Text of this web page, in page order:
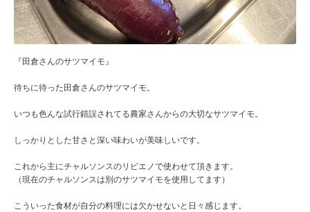
『田倉さんのサツマイモ』
待ちに待った田倉さんのサツマイモ。
いつも色んな試行錯誤されてる農家さんからの大切なサツマイモ。
しっかりとした甘さと深い味わいが美味しいです。
これから主にチャルソンスのリピエノで使わせて頂きます。
（現在のチャルソンスは別のサツマイモを使用してます）
こういった食材が自分の料理には欠かせないと日々感じます。